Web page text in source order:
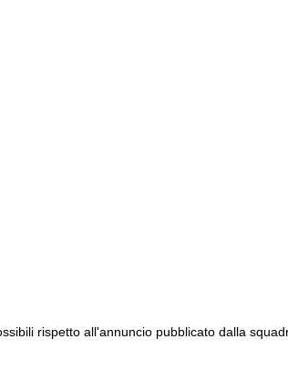
rispetto all'annuncio pubblicato dalla